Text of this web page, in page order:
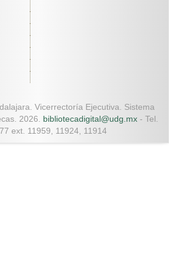
Vicerrectoría Ejecutiva. Sistema
2026. bibliotecadigital@udg.mx - Tel.
ext. 11959, 11924, 11914